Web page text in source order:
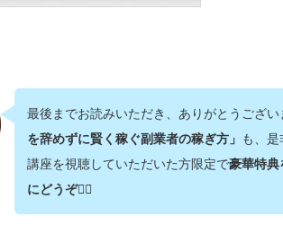
最後までお読みいただき、ありがとうござ
を辞めずに賢く稼ぐ副業者の稼ぎ方」 も、
講座を視聴していただいた方限定で豪華特典
にどうぞ💁‍♂️